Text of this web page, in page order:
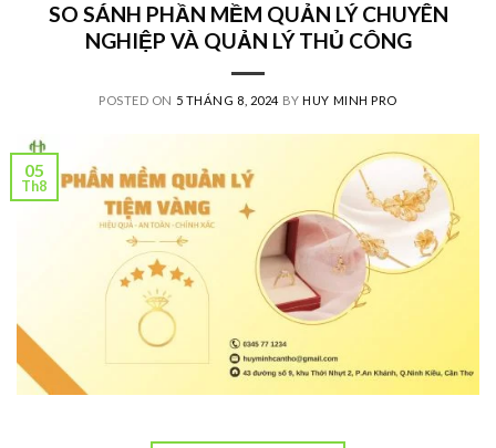
SO SÁNH PHẦN MỀM QUẢN LÝ CHUYÊN
NGHIỆP VÀ QUẢN LÝ THỦ CÔNG
POSTED ON 5 THÁNG 8, 2024 BYHUY MINH PRO
05
Th8